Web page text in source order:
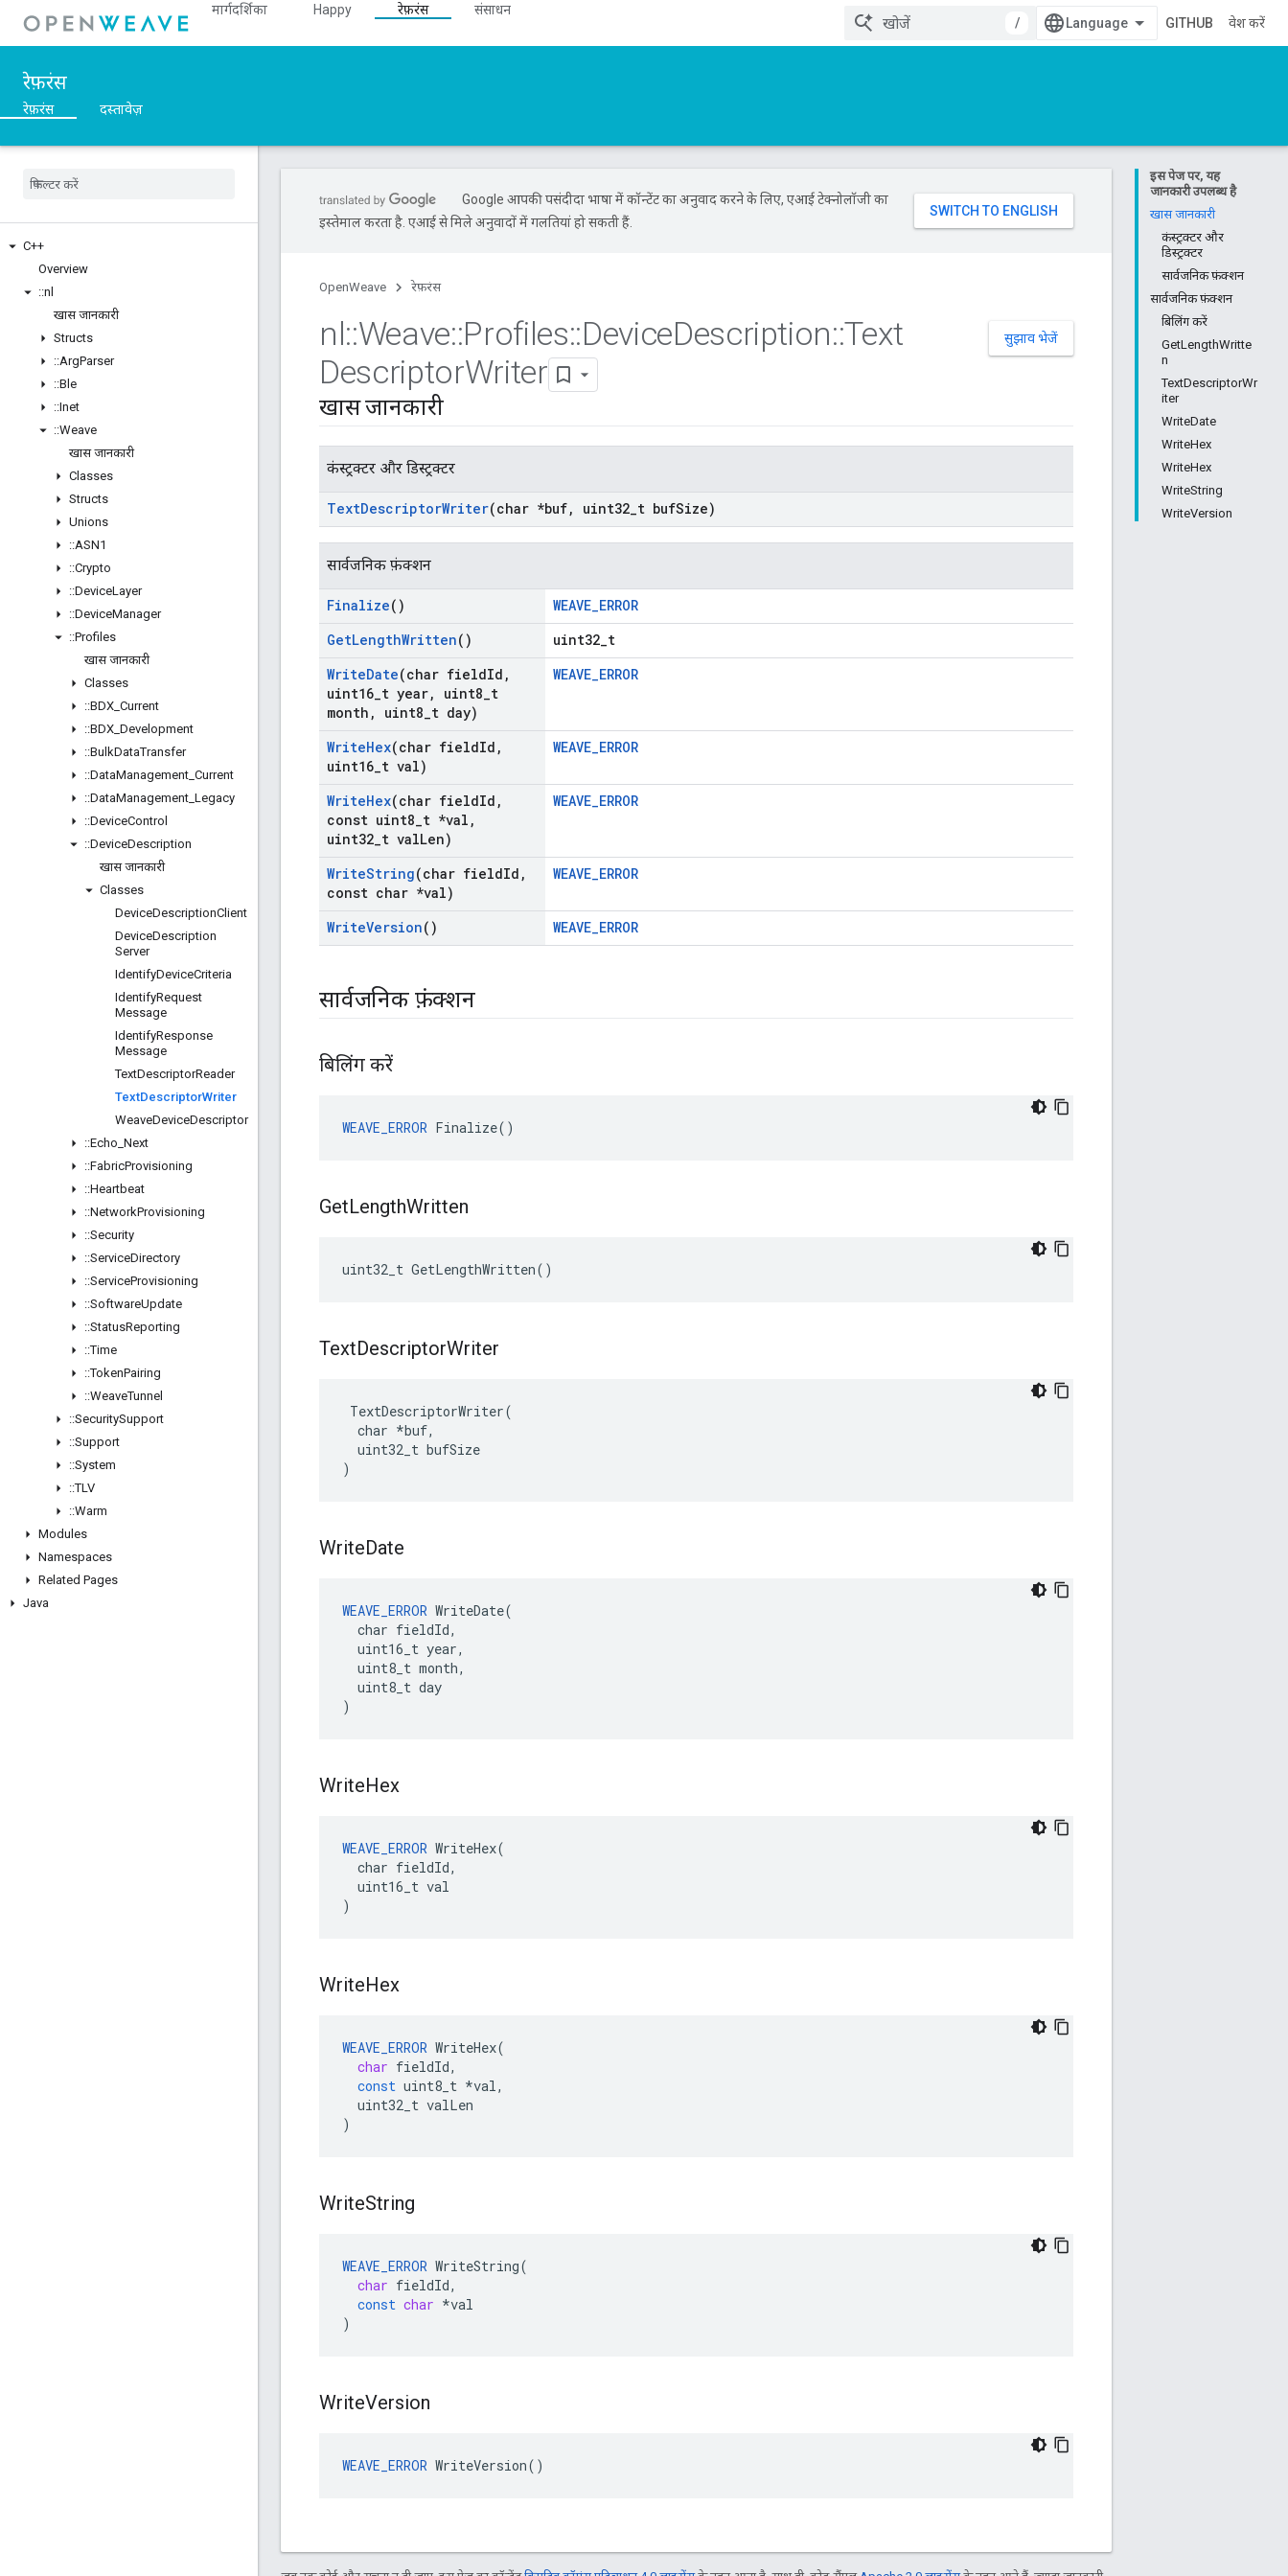
मार्गदर्शिका Happy रेफ़रंस
संसाधन
/
GITHUB प्रवेश करें
रेफ़रंस
रेफ़रंस दस्तावेज़
C++
Overview
::nl
खास जानकारी
Structs
::ArgParser
::Ble
::Inet
::Weave
खास जानकारी
Classes
Structs
Unions
::ASN1
::Crypto
::DeviceLayer
::DeviceManager
::Profiles
खास जानकारी
Classes
::BDX Current
::BDX Development
::BulkDataTransfer
::DataManagement Current
::DataManagement Legacy
::DeviceControl
::DeviceDescription
खास जानकारी
Classes
DeviceDescriptionClient
DeviceDescription
Server
IdentifyDeviceCriteria
IdentifyRequest
Message
IdentifyResponse
Message
TextDescriptorReader
TextDescriptorWriter
WeaveDeviceDescriptor
::Echo Next
::FabricProvisioning
::Heartbeat
::NetworkProvisioning
::Security
::ServiceDirectory
::ServiceProvisioning
::SoftwareUpdate
::StatusReporting
::Time
::TokenPairing
::WeaveTunnel
::SecuritySupport
::Support
::System
::TLV
::Warm
Modules
Namespaces
Related Pages
Java
इस पेज पर, यह
जानकारी उपलब्ध है
खास जानकारी
कंस्ट्रक्टर और
डिस्ट्रक्टर
सार्वजनिक फ़ंक्शन
सार्वजनिक फ़ंक्शन
बिलिंग करें
GetLengthWritte
n
TextDescriptorWr
iter
WriteDate
WriteHex
WriteHex
WriteString
WriteVersion
Google आपकी पसंदीदा भाषा में कॉन्टेंट का अनुवाद करने के लिए, एआई टेक्नोलॉजी का
इस्तेमाल करता है. एआई से मिले अनुवादों में गलतियां हो सकती हैं.
OpenWeave रेफ़रंस
सुझाव भेजें
nl::Weave::Profiles::DeviceDescription::Text
DescriptorWriter
खास जानकारी
कंस्ट्रक्टर और डिस्ट्रक्टर
TextDescriptorWriter(char *buf, uint32 t bufSize)
सार्वजनिक फ़ंक्शन
Finalize()
WEAVE_ERROR
GetLengthWritten()
uint32_t
WriteDate(char fieldId ,
uint16 t year, uint8 t
month , uint8 t day)
WEAVE_ERROR
WriteHex(char fieldId ,
uint16 t val)
WEAVE_ERROR
WriteHex(char fieldId ,
const uint8 t *val ,
uint32 t valLen)
WEAVE_ERROR
WriteString(char fieldId ,
const char *val)
WEAVE_ERROR
WriteVersion() WEAVE_ERROR
सार्वजनिक फ़ंक्शन
बिलिंग करें
WEAVE_ERROR Finalize()
GetLengthWritten
uint32_t GetLengthWritten()
TextDescriptorWriter
TextDescriptorWriter(
  char *buf,
  uint32_t bufSize
)
WriteDate
WEAVE_ERROR WriteDate(
  char fieldId,
  uint16_t year,
  uint8_t month,
  uint8_t day
)
WriteHex
WEAVE_ERROR WriteHex(
  char fieldId,
  uint16_t val
)
WriteHex
WEAVE_ERROR WriteHex(
char fieldId,
const uint8_t *val,
uint32_t valLen
)
WriteString
WEAVE_ERROR WriteString(
char fieldId,
const char *val
)
WriteVersion
WEAVE_ERROR WriteVersion()